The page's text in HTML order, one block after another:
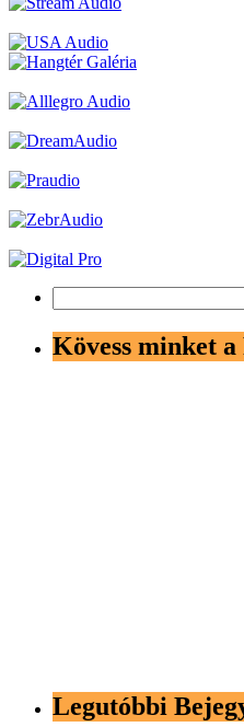
Kövess minket a
Legutóbbi